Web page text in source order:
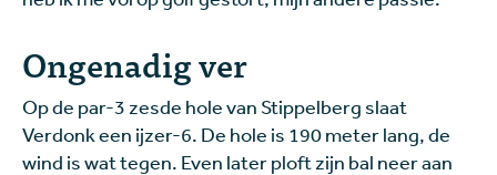
Ongenadig ver
Op de par-3 zesde hole van Stippelberg slaat
Verdonk een ijzer-6. De hole is 190 meter lang, de
wind is wat tegen. Even later ploft zijn bal neer aan